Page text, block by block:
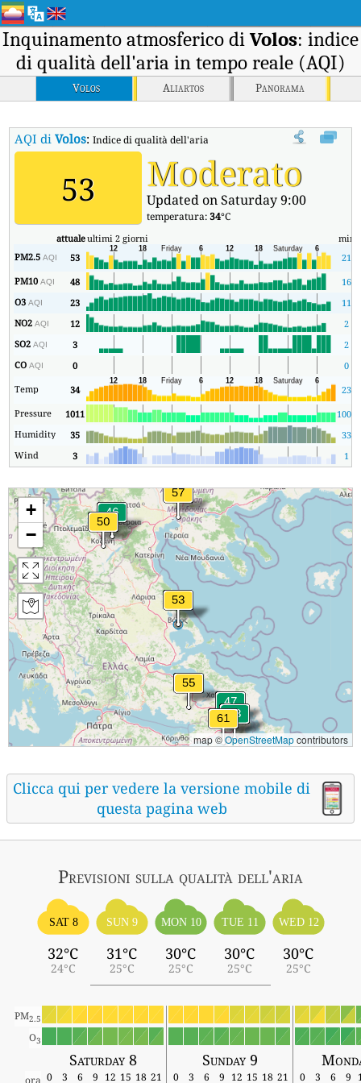
Inquinamento atmosferico di Volos: indice
di qualità dell'aria in tempo reale (AQI)
Volos Aliartos Panorama
AQI diVolos:Indice di qualità dell'aria in tempo reale (AQI) di Volos.
53 Moderato
Updated on Saturday 9:00
temperatura:34°C
attualeultimi 2 giorni min
PM2.5AQI 53
21
PM10AQI 48
16
O3AQI 23
11
NO2AQI 12
2
SO2AQI 3
2
COAQI 0
0
Temp
34
23
Pressure
1011 1009
Humidity
35
33
Wind
3 1
+
−
map ©OpenStreetMapcontributors
Clicca qui per vedere la versione mobile di
questa pagina web
Previsioni sulla qualità dell'aria
SAT 8
32°C
24°C
SUN 9
31°C
25°C
MON 10
30°C
25°C
TUE 11
30°C
25°C
WED 12
30°C
25°C
PM2.5
O3
Saturday 8 Sunday 9
ora 0 3 6 9 12 15 18 21 0 3 6 9 12 15 18 21 0 3 6 9